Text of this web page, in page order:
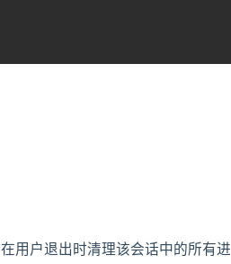
用户退出时清理该会话中的所有进